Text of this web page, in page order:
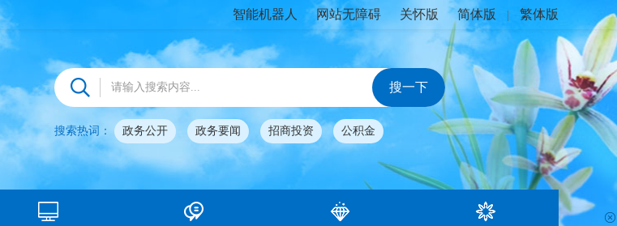
智能机器人 网站无障碍 关怀版 简体版 繁体版
搜索热词： 政务公开 政务要闻 招商投资 公积金